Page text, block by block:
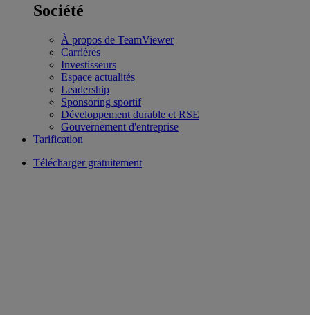
Société
À propos de TeamViewer
Carrières
Investisseurs
Espace actualités
Leadership
Sponsoring sportif
Développement durable et RSE
Gouvernement d'entreprise
Tarification
Télécharger gratuitement